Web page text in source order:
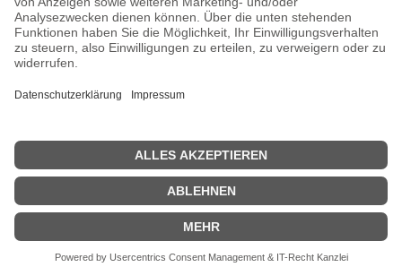
31. Dezember
Hans Erhard Bock, deutscher Sportmediziner († 2004)
31. Dezember
Fumiko Hayashi, japanische Schriftstellerin († 1951)
| © 2013–2026 was-war-wann.de. Alle Rechte vorbehalten. |
1600|Mode|Impressum|